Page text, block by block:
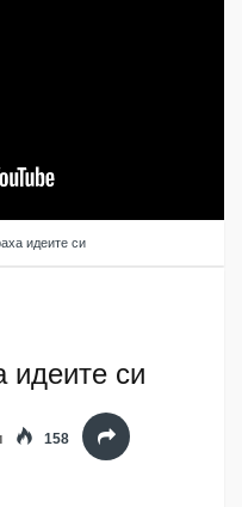
идеите си
идеите си
158